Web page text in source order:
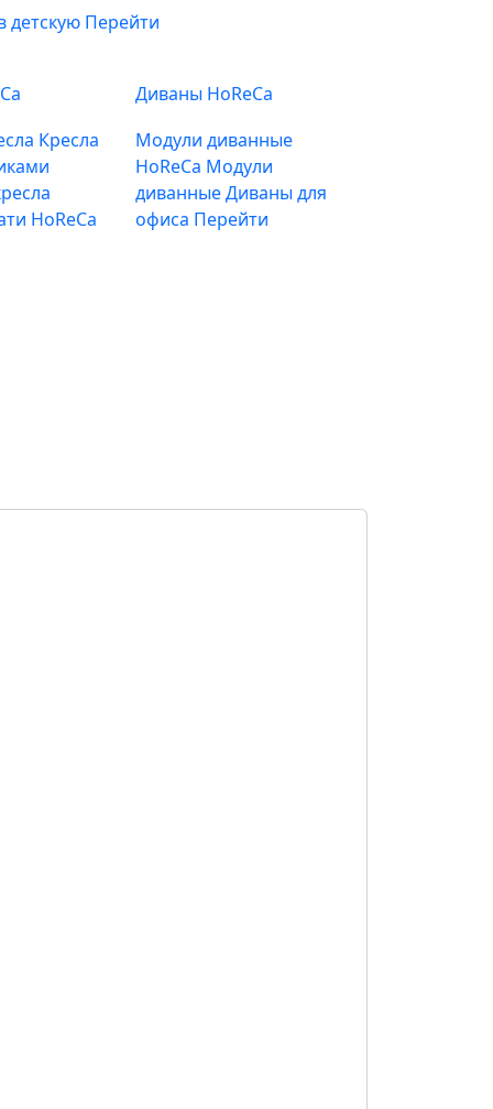
детскую Перейти
Кресла
HoReCa
Диваны HoReCa
Модули диванные
HoReCa Модули
диванныеДиваны для
офиса Перейти